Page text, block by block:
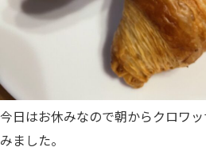
今日はお休みなので朝からクロワ
みました。